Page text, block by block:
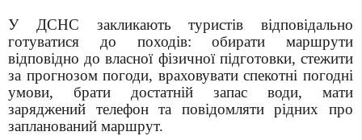
У ДСНС закликають туристів відповідально
готуватися до походів: обирати маршрути
відповідно до власної фізичної підготовки, стежити
за прогнозом погоди, враховувати спекотні погодні
умови, брати достатній запас води, мати
заряджений телефон та повідомляти рідних про
запланований маршрут.